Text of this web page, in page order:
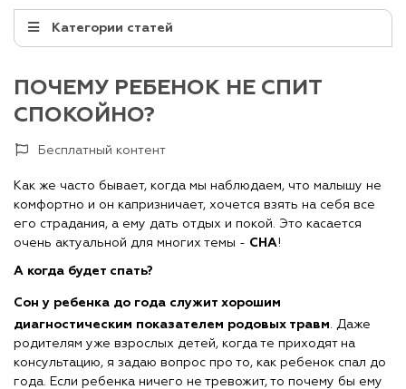
Категории статей
ПОЧЕМУ РЕБЕНОК НЕ СПИТ
СПОКОЙНО?
Бесплатный контент
Как же часто бывает, когда мы наблюдаем, что малышу не
комфортно и он капризничает, хочется взять на себя все
его страдания, а ему дать отдых и покой. Это касается
очень актуальной для многих темы - СНА!
А когда будет спать?
Сон у ребенка до года служит хорошим
диагностическим показателем родовых травм. Даже
родителям уже взрослых детей, когда те приходят на
консультацию, я задаю вопрос про то, как ребенок спал до
года. Если ребенка ничего не тревожит, то почему бы ему